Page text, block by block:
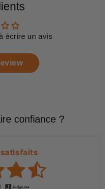
écrire un avis
confiance ?